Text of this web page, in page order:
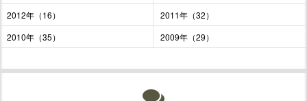
2012年（16）
2011年（32）
2010年（35）
2009年（29）